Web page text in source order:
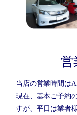
営
当店の営業時間は
現在、基本ご予約
すが、平日は業者